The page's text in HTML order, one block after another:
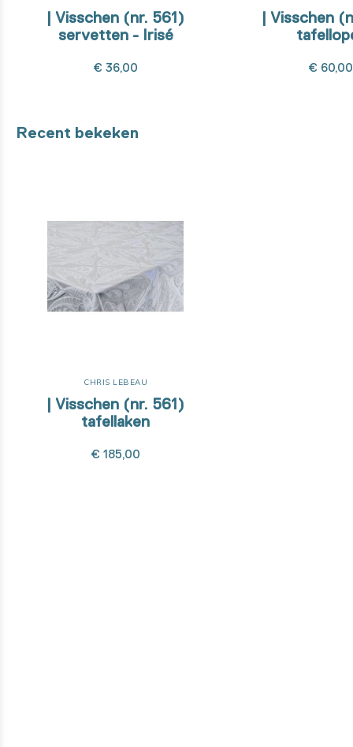
| Visschen (nr. 561)
servetten - Irisé
€ 36,00
| Visschen
€ 60,00
Recent bekeken
CHRIS LEBEAU
| Visschen (nr. 561)
tafellaken
€ 185,00